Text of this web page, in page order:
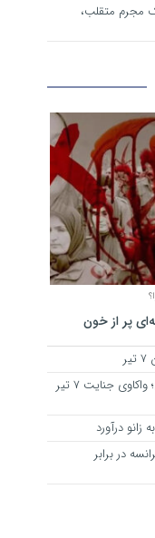
مجرم متقلب،
پر از خون
تروریسم، نفوذ و انتقام‌گیری؛ واکاوی جنایت ۷ تیر
زانو درآورد
در برابر